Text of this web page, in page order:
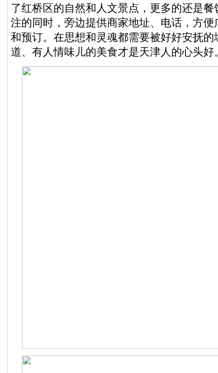
了红桥区的自然和人文景点，更多的还是
注的同时，旁边提供商家地址、电话，方
和预订。在思想和灵魂都需要被好好安抚
道、有人情味儿的美食才是天津人的心头好